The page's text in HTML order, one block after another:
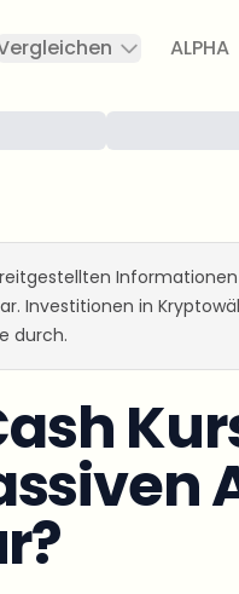
ALPHA
Investitionen in
durch.